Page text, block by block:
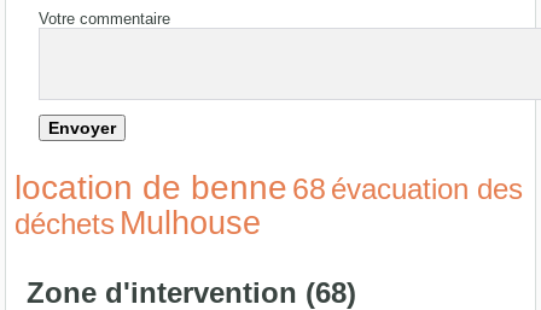
Votre commentaire
location de benne 68 évacuation des
déchets Mulhouse
Zone d'intervention (68)